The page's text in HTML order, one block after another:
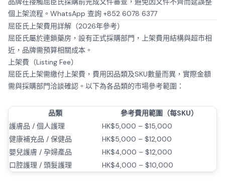
個上架流程。 WhatsApp 查詢 +852 6078 6377
屈臣氏上架費用詳解（2026年參考）
屈臣氏屬於連鎖藥房，設有正式採購部門，上架費用結構與超市相
近，品牌需預算相關成本。
上架費（Listing Fee）
屈臣氏上架需繳付上架費，費用因品類及SKU數量而異，實際金額
需與採購部門洽談確認。以下為各品類的市場參考範圍：
品類
參考費用範圍（每SKU）
護膚品 / 個人護理
HK$5,000 – $15,000
健康補充品 / 保健品
HK$5,000 – $12,000
嬰兒護膚 / 孕婦產品
HK$4,000 – $12,000
口腔護理 / 頭髮護理
HK$4,000 – $10,000